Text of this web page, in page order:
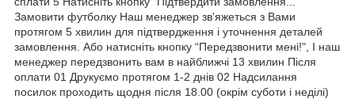
Замовити футболку Наш менеджер зв'яжеться з Вами
протягом 5 хвилин для підтвердження і уточнення деталей
замовлення. Або натисніть кнопку “Передзвонити мені!", І наш
менеджер передзвонить вам в найближчі 13 хвилин Після
оплати 01 Друкуємо протягом 1-2 днів 02 Надсилання
посилок проходить щодня після 18.00 (окрім суботи і неділі)